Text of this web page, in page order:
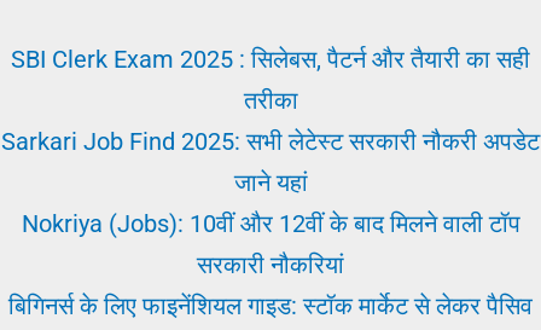
SBI Clerk Exam 2025 : सिलेबस, पैटर्न और तैयारी का सही
तरीका
Sarkari Job Find 2025: सभी लेटेस्ट सरकारी नौकरी अपडेट
जाने यहां
Nokriya (Jobs): 10वीं और 12वीं के बाद मिलने वाली टॉप
सरकारी नौकरियां
बिगिनर्स के लिए फाइनेंशियल गाइड: स्टॉक मार्केट से लेकर पैसिव